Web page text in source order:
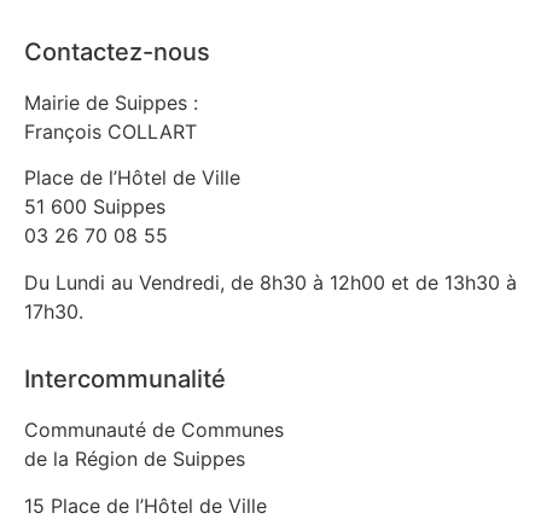
Contactez-nous
Mairie de Suippes :
François COLLART
Place de l’Hôtel de Ville
51 600 Suippes
03 26 70 08 55
Du Lundi au Vendredi, de 8h30 à 12h00 et de 13h30 à
17h30.
Intercommunalité
Communauté de Communes
de la Région de Suippes
15 Place de l’Hôtel de Ville